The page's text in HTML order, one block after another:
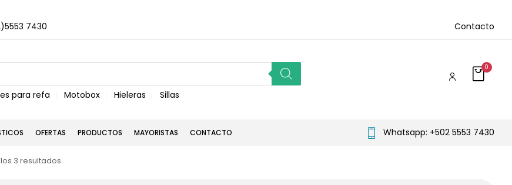
7430 Contacto
para refa Motobox Hieleras Sillas
0
OFERTAS PRODUCTOS MAYORISTAS CONTACTO Whatsapp: +502 5553 7430
3 resultados